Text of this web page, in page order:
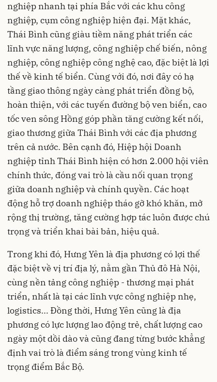
nghiệp nhanh tại phía Bắc với các khu công
nghiệp, cụm công nghiệp hiện đại. Mặt khác,
Thái Bình cũng giàu tiềm năng phát triển các
lĩnh vực năng lượng, công nghiệp chế biến, nông
nghiệp, công nghiệp công nghệ cao, đặc biệt là lợi
thế về kinh tế biển. Cùng với đó, nơi đây có hạ
tầng giao thông ngày càng phát triển đồng bộ,
hoàn thiện, với các tuyến đường bộ ven biển, cao
tốc ven sông Hồng góp phần tăng cường kết nối,
giao thương giữa Thái Bình với các địa phương
trên cả nước. Bên cạnh đó, Hiệp hội Doanh
nghiệp tỉnh Thái Bình hiện có hơn 2.000 hội viên
chính thức, đóng vai trò là cầu nối quan trọng
giữa doanh nghiệp và chính quyền. Các hoạt
động hỗ trợ doanh nghiệp tháo gỡ khó khăn, mở
rộng thị trường, tăng cường hợp tác luôn được chú
trọng và triển khai bài bản, hiệu quả.
Trong khi đó, Hưng Yên là địa phương có lợi thế
đặc biệt về vị trí địa lý, nằm gần Thủ đô Hà Nội,
cùng nền tảng công nghiệp - thương mại phát
triển, nhất là tại các lĩnh vực công nghiệp nhẹ,
logistics... Đồng thời, Hưng Yên cũng là địa
phương có lực lượng lao động trẻ, chất lượng cao
ngày một dồi dào và cũng đang từng bước khẳng
định vai trò là điểm sáng trong vùng kinh tế
trọng điểm Bắc Bộ.